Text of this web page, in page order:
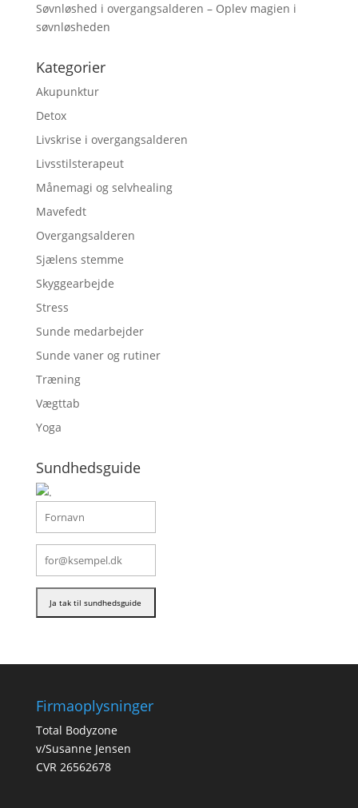
Søvnløshed i overgangsalderen – Oplev magien i
søvnløsheden
Kategorier
Akupunktur
Detox
Livskrise i overgangsalderen
Livsstilsterapeut
Månemagi og selvhealing
Mavefedt
Overgangsalderen
Sjælens stemme
Skyggearbejde
Stress
Sunde medarbejder
Sunde vaner og rutiner
Træning
Vægttab
Yoga
Sundhedsguide
Firmaoplysninger
Total Bodyzone
v/Susanne Jensen
CVR 26562678